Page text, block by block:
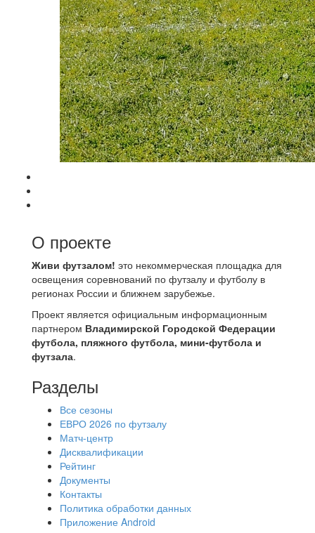
О проекте
Живи футзалом! это некоммерческая площадка для
освещения соревнований по футзалу и футболу в
регионах России и ближнем зарубежье.
Проект является официальным информационным
партнером Владимирской Городской Федерации
футбола, пляжного футбола, мини-футбола и
футзала.
Разделы
Все сезоны
ЕВРО 2026 по футзалу
Матч-центр
Дисквалификации
Рейтинг
Документы
Контакты
Политика обработки данных
Приложение Android